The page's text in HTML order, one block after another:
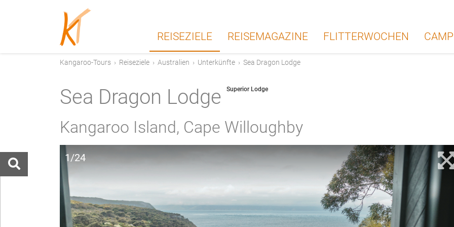
REISEZIELE REISEMAGAZINE FLITTERWOCHEN
Kangaroo-Tours › Reiseziele › Australien › Unterkünfte › Sea Dragon Lodge
Sea Dragon Lodge Superior Lodge
Kangaroo Island, Cape Willoughby
1/24